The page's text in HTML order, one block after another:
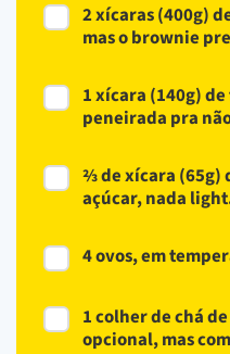
2 xícaras (400g)
mas o brownie
1 xícara (140g)
peneirada pra
⅔ de xícara (65g)
açúcar, nada
4 ovos, em
1 colher de chá
opcional, mas